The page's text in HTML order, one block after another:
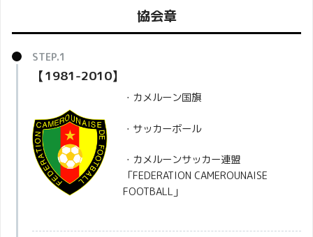
協会章
【1981-2010】
・カメルーン国旗
・サッカーボール
・カメルーンサッカー連盟
「FEDERATION CAMEROUNAISE
FOOTBALL」